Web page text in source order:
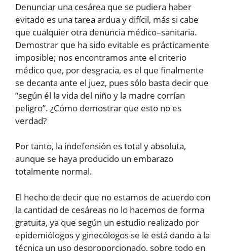
Denunciar una cesárea que se pudiera haber
evitado es una tarea ardua y difícil, más si cabe
que cualquier otra denuncia médico–sanitaria.
Demostrar que ha sido evitable es prácticamente
imposible; nos encontramos ante el criterio
médico que, por desgracia, es el que finalmente
se decanta ante el juez, pues sólo basta decir que
“según él la vida del niño y la madre corrían
peligro”. ¿Cómo demostrar que esto no es
verdad?
Por tanto, la indefensión es total y absoluta,
aunque se haya producido un embarazo
totalmente normal.
El hecho de decir que no estamos de acuerdo con
la cantidad de cesáreas no lo hacemos de forma
gratuita, ya que según un estudio realizado por
epidemiólogos y ginecólogos se le está dando a la
técnica un uso desproporcionado, sobre todo en